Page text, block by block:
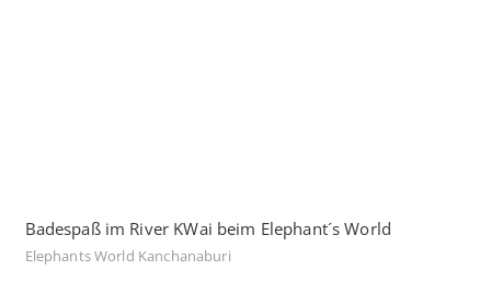
Badespaß im River KWai beim Elephant´s World
Elephants World Kanchanaburi